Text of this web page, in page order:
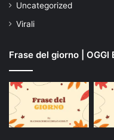
Uncategorized
Virali
Frase del giorno | OGGI